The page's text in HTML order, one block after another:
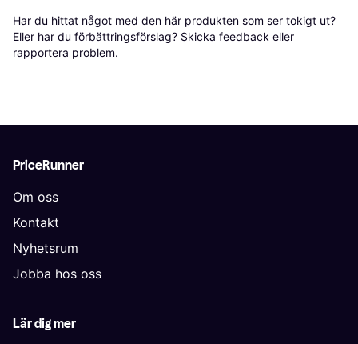
Har du hittat något med den här produkten som ser tokigt ut?
Eller har du förbättringsförslag? Skicka feedback eller
rapportera problem.
PriceRunner
Om oss
Kontakt
Nyhetsrum
Jobba hos oss
Lär dig mer